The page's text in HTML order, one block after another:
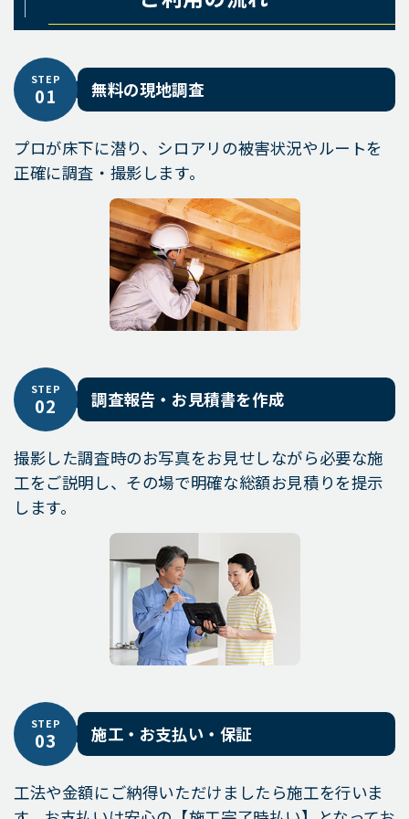
STEP
01 無料の現地調査
プロが床下に潜り、シロアリの被害状況やルートを
正確に調査・撮影します。
STEP
02 調査報告・お見積書を作成
撮影した調査時のお写真をお見せしながら必要な施
工をご説明し、その場で明確な総額お見積りを提示
します。
STEP
03 施工・お支払い・保証
工法や金額にご納得いただけましたら施工を行いま